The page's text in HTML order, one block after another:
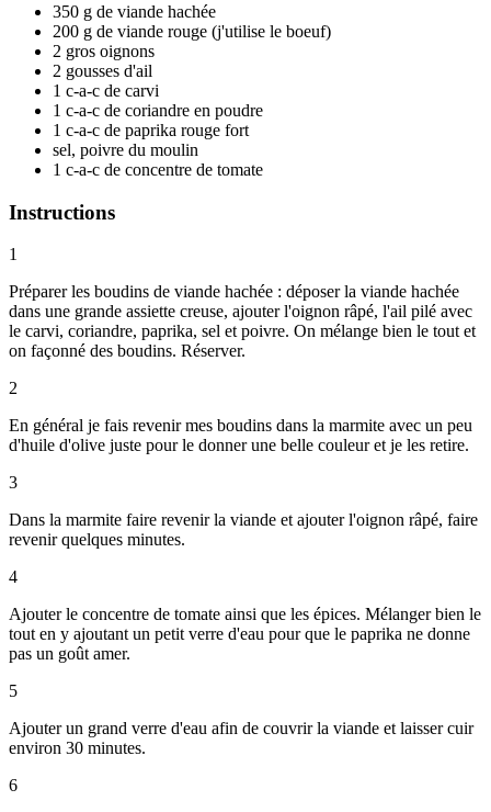
350 g de viande hachée
200 g de viande rouge (j'utilise le boeuf)
2 gros oignons
2 gousses d'ail
1 c-a-c de carvi
1 c-a-c de coriandre en poudre
1 c-a-c de paprika rouge fort
sel, poivre du moulin
1 c-a-c de concentre de tomate
Instructions
1
Préparer les boudins de viande hachée : déposer la viande hachée
dans une grande assiette creuse, ajouter l'oignon râpé, l'ail pilé avec
le carvi, coriandre, paprika, sel et poivre. On mélange bien le tout et
on façonné des boudins. Réserver.
2
En général je fais revenir mes boudins dans la marmite avec un peu
d'huile d'olive juste pour le donner une belle couleur et je les retire.
3
Dans la marmite faire revenir la viande et ajouter l'oignon râpé, faire
revenir quelques minutes.
4
Ajouter le concentre de tomate ainsi que les épices. Mélanger bien le
tout en y ajoutant un petit verre d'eau pour que le paprika ne donne
pas un goût amer.
5
Ajouter un grand verre d'eau afin de couvrir la viande et laisser cuir
environ 30 minutes.
6